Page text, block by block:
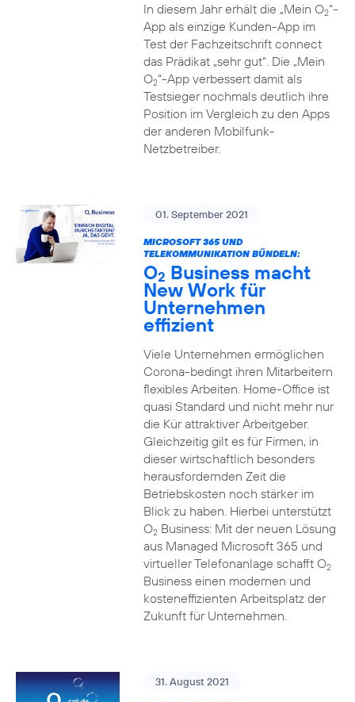
In diesem Jahr erhält die „Mein O2“-
App als einzige Kunden-App im
Test der Fachzeitschrift connect
das Prädikat „sehr gut“. Die „Mein
O2“-App verbessert damit als
Testsieger nochmals deutlich ihre
Position im Vergleich zu den Apps
der anderen Mobilfunk-
Netzbetreiber.
01. September 2021
MICROSOFT 365 UND
TELEKOMMUNIKATION BÜNDELN:
O2 Business macht
New Work für
Unternehmen
effizient
Viele Unternehmen ermöglichen
Corona-bedingt ihren Mitarbeitern
flexibles Arbeiten. Home-Office ist
quasi Standard und nicht mehr nur
die Kür attraktiver Arbeitgeber.
Gleichzeitig gilt es für Firmen, in
dieser wirtschaftlich besonders
herausfordernden Zeit die
Betriebskosten noch stärker im
Blick zu haben. Hierbei unterstützt
O2Business: Mit der neuen Lösung
aus Managed Microsoft 365 und
virtueller Telefonanlage schafft O2
Business einen modernen und
kosteneffizienten Arbeitsplatz der
Zukunft für Unternehmen.
31. August 2021